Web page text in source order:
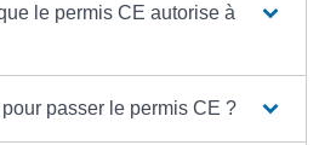
le permis CE autorise à
passer le permis CE ?